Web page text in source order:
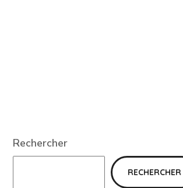
Rechercher
RECHERCHER